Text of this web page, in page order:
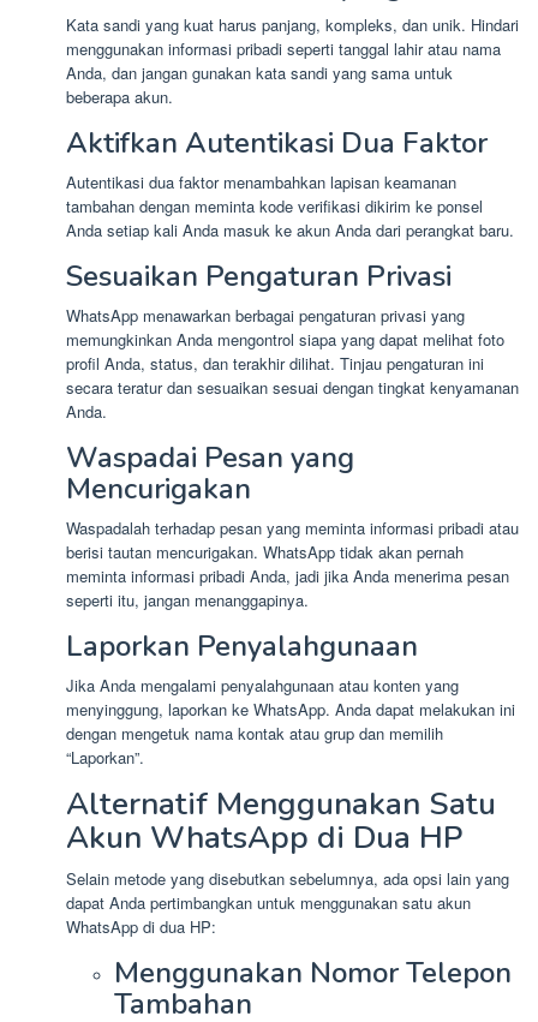
Kata sandi yang kuat harus panjang, kompleks, dan unik. Hindari
menggunakan informasi pribadi seperti tanggal lahir atau nama
Anda, dan jangan gunakan kata sandi yang sama untuk
beberapa akun.
Aktifkan Autentikasi Dua Faktor
Autentikasi dua faktor menambahkan lapisan keamanan
tambahan dengan meminta kode verifikasi dikirim ke ponsel
Anda setiap kali Anda masuk ke akun Anda dari perangkat baru.
Sesuaikan Pengaturan Privasi
WhatsApp menawarkan berbagai pengaturan privasi yang
memungkinkan Anda mengontrol siapa yang dapat melihat foto
profil Anda, status, dan terakhir dilihat. Tinjau pengaturan ini
secara teratur dan sesuaikan sesuai dengan tingkat kenyamanan
Anda.
Waspadai Pesan yang
Mencurigakan
Waspadalah terhadap pesan yang meminta informasi pribadi atau
berisi tautan mencurigakan. WhatsApp tidak akan pernah
meminta informasi pribadi Anda, jadi jika Anda menerima pesan
seperti itu, jangan menanggapinya.
Laporkan Penyalahgunaan
Jika Anda mengalami penyalahgunaan atau konten yang
menyinggung, laporkan ke WhatsApp. Anda dapat melakukan ini
dengan mengetuk nama kontak atau grup dan memilih
“Laporkan”.
Alternatif Menggunakan Satu
Akun WhatsApp di Dua HP
Selain metode yang disebutkan sebelumnya, ada opsi lain yang
dapat Anda pertimbangkan untuk menggunakan satu akun
WhatsApp di dua HP:
Menggunakan Nomor Telepon
Tambahan